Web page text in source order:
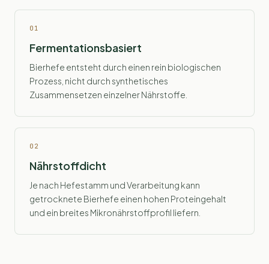
01
Fermentationsbasiert
Bierhefe entsteht durch einen rein biologischen
Prozess, nicht durch synthetisches
Zusammensetzen einzelner Nährstoffe.
02
Nährstoffdicht
Je nach Hefestamm und Verarbeitung kann
getrocknete Bierhefe einen hohen Proteingehalt
und ein breites Mikronährstoffprofil liefern.